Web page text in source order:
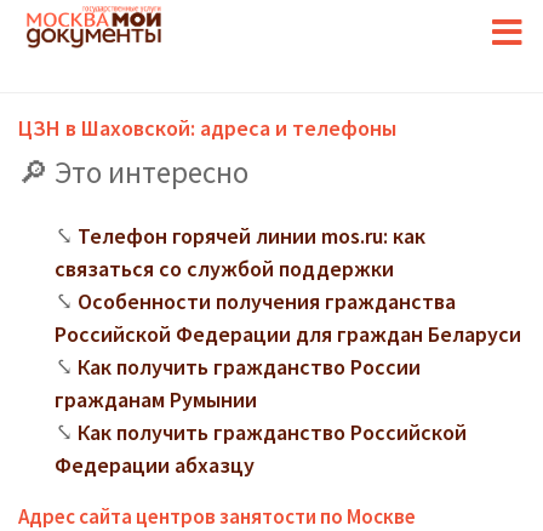
ЦЗН в Шаховской: адреса и телефоны
Это интересно
Телефон горячей линии mos.ru: как
связаться со службой поддержки
Особенности получения гражданства
Российской Федерации для граждан Беларуси
Как получить гражданство России
гражданам Румынии
Как получить гражданство Российской
Федерации абхазцу
Адрес сайта центров занятости по Москве